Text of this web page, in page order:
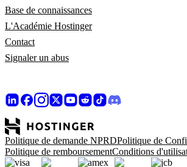
Base de connaissances
L'Académie Hostinger
Contact
Signaler un abus
Politique de demande NPRDPolitique de
Politique de remboursementConditions